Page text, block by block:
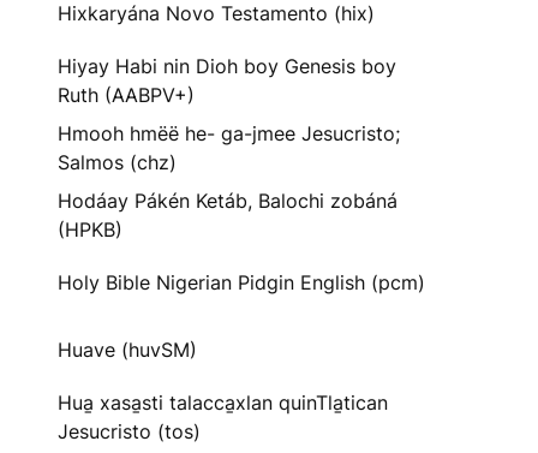
Hixkaryána Novo Testamento (hix)
Hiyay Habi nin Dioh boy Genesis boy
Ruth (AABPV+)
Hmooh hmëë he- ga-jmee Jesucristo;
Salmos (chz)
Hodáay Pákén Ketáb, Balochi zobáná
(HPKB)
Holy Bible Nigerian Pidgin English (pcm)
Huave (huvSM)
Hua̱ xasa̱sti talacca̱xlan quinTla̱tican
Jesucristo (tos)